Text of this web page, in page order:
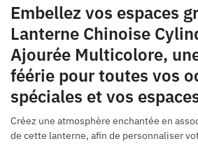
Embellez vos espaces
Lanterne Chinoise
Ajourée Multicolore,
féérie pour toutes vos
spéciales et vos
Créez une atmosphère enchantée en
de cette lanterne, afin de personnaliser